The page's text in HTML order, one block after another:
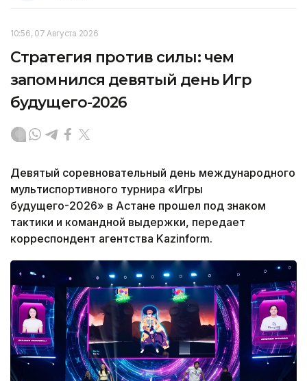
10:56, 07 Августа 2026
Стратегия против силы: чем
запомнился девятый день Игр
будущего-2026
Девятый соревновательный день международного
мультиспортивного турнира «Игры
будущего-2026» в Астане прошел под знаком
тактики и командной выдержки, передает
корреспондент агентства Kazinform.